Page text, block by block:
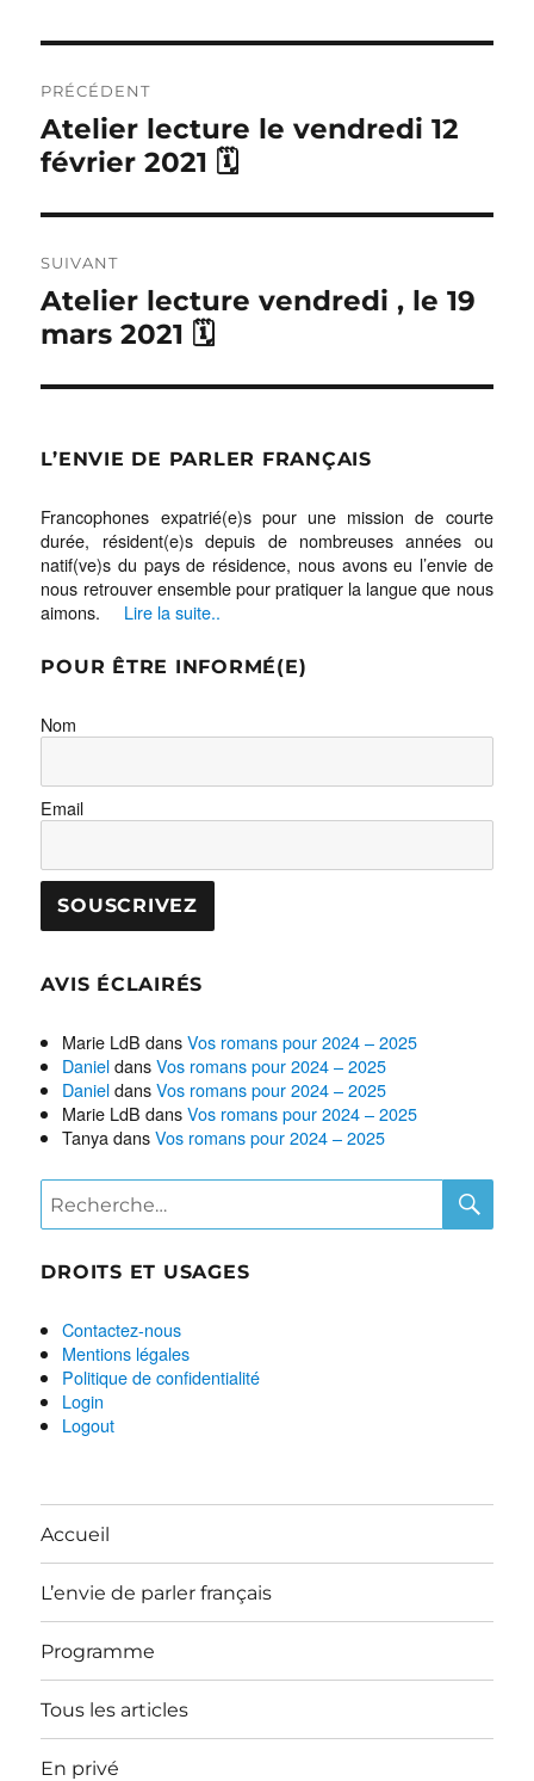
Navigation
de
l’article
PRÉCÉDENT
Publication
précédente :
Atelier lecture le vendredi 12
février 2021 🗓
SUIVANT
Publication
suivante :
Atelier lecture vendredi , le 19
mars 2021 🗓
L’ENVIE DE PARLER FRANÇAIS
Francophones expatrié(e)s pour une mission de courte
durée, résident(e)s depuis de nombreuses années ou
natif(ve)s du pays de résidence, nous avons eu l’envie de
nous retrouver ensemble pour pratiquer la langue que nous
aimons. Lire la suite..
POUR ÊTRE INFORMÉ(E)
Nom
Email
AVIS ÉCLAIRÉS
Marie LdB dansVos romans pour 2024 – 2025
DanieldansVos romans pour 2024 – 2025
DanieldansVos romans pour 2024 – 2025
Marie LdB dansVos romans pour 2024 – 2025
TanyadansVos romans pour 2024 – 2025
Recherche
pour :
DROITS ET USAGES
Contactez-nous
Mentions légales
Politique de confidentialité
Login
Logout
Accueil
L’envie de parler français
Programme
Tous les articles
En privé